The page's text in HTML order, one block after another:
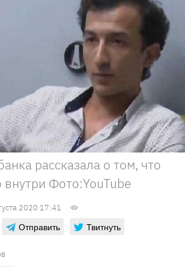
рассказала о том, что
внутри Фото:YouTube
2020 17:41
Отправить Твитнуть